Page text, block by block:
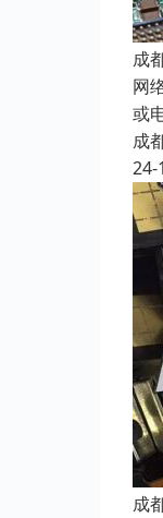
成
网
或
成
24-
成